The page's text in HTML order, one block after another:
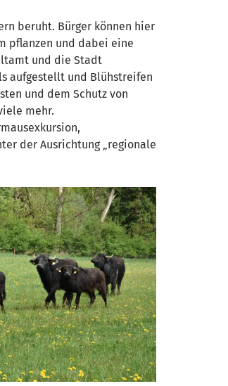
beruht. Bürger können hier
pflanzen und dabei eine
und die Stadt
aufgestellt und Blühstreifen
und dem Schutz von
mehr.
der Ausrichtung „regionale